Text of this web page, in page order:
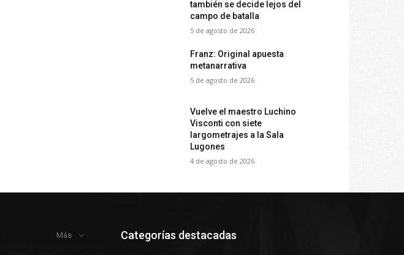
también se decide lejos del
campo de batalla
5 de agosto de 2026
Franz: Original apuesta
metanarrativa
5 de agosto de 2026
Vuelve el maestro Luchino
Visconti con siete
largometrajes a la Sala
Lugones
4 de agosto de 2026
Más Categorías destacadas